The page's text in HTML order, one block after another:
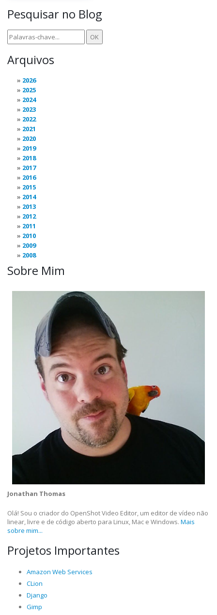
Pesquisar no Blog
Arquivos
2026
2025
2024
2023
2022
2021
2020
2019
2018
2017
2016
2015
2014
2013
2012
2011
2010
2009
2008
Sobre Mim
Jonathan Thomas
Olá! Sou o criador do OpenShot Video Editor, um editor de vídeo não
linear, livre e de código aberto para Linux, Mac e Windows. Mais
sobre mim...
Projetos Importantes
Amazon Web Services
CLion
Django
Gimp